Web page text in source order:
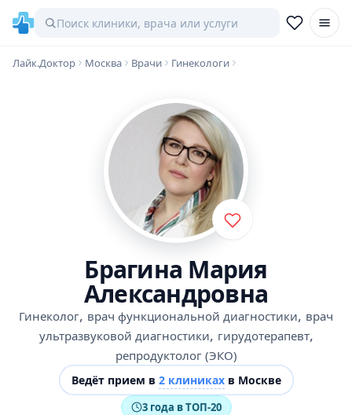
Лайк.Доктор Москва Врачи Гинекологи
Брагина Мария
Александровна
Гинеколог, врач функциональной диагностики, врач
ультразвуковой диагностики, гирудотерапевт,
репродуктолог (ЭКО)
Ведёт прием в 2 клиникахв Москве
3 года в ТОП-20